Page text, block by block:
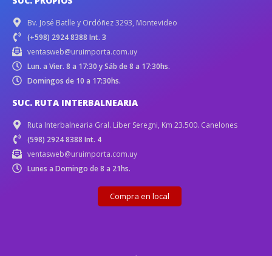
Bv. José Batlle y Ordóñez 3293, Montevideo
(+598) 2924 8388 Int. 3
ventasweb@uruimporta.com.uy
Lun. a Vier. 8 a 17:30 y Sáb de 8 a 17:30hs.
Domingos de 10 a 17:30hs.
SUC. RUTA INTERBALNEARIA
Ruta Interbalnearia Gral. Líber Seregni, Km 23.500. Canelones
(598) 2924 8388 Int. 4
ventasweb@uruimporta.com.uy
Lunes a Domingo de 8 a 21hs.
Compra en local